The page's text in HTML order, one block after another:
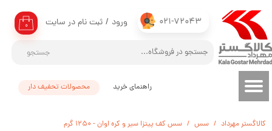
021-72043
جستجو
۰ ورود / ثبت نام در سایت
حساب کاربری من
تغییر گذر واژه
سفارشات
محصولات تحفیف دار راهنمای خرید
کالاگستر مهرداد سس سس کف پیتزا سیر و کره اوان - 1۲۵0 گرم